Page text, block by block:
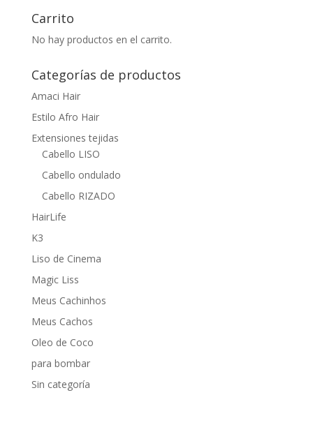
Carrito
No hay productos en el carrito.
Categorías de productos
Amaci Hair
Estilo Afro Hair
Extensiones tejidas
Cabello LISO
Cabello ondulado
Cabello RIZADO
HairLife
K3
Liso de Cinema
Magic Liss
Meus Cachinhos
Meus Cachos
Oleo de Coco
para bombar
Sin categoría